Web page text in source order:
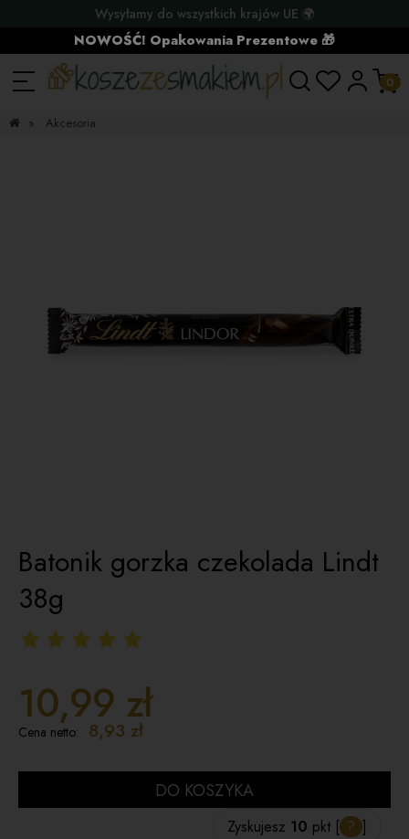
Wysyłamy do wszystkich krajów UE 🌍
NOWOŚĆ! Opakowania Prezentowe 🎁
» Akcesoria
Batonik gorzka czekolada Lindt
38g
10,99 zł
Cena netto: 8,93 zł
DO KOSZYKA
Zyskujesz 10 pkt [ ? ]